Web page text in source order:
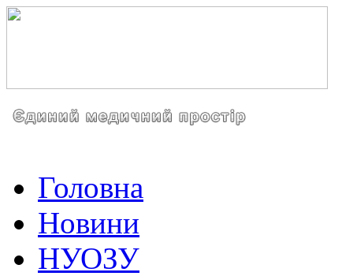
Головна
Новини
НУОЗУ